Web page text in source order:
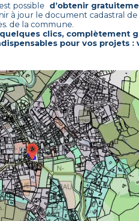
possible d’obtenir
à jour le document cadastral
de la commune.
clics, complètement
pour vos projets :